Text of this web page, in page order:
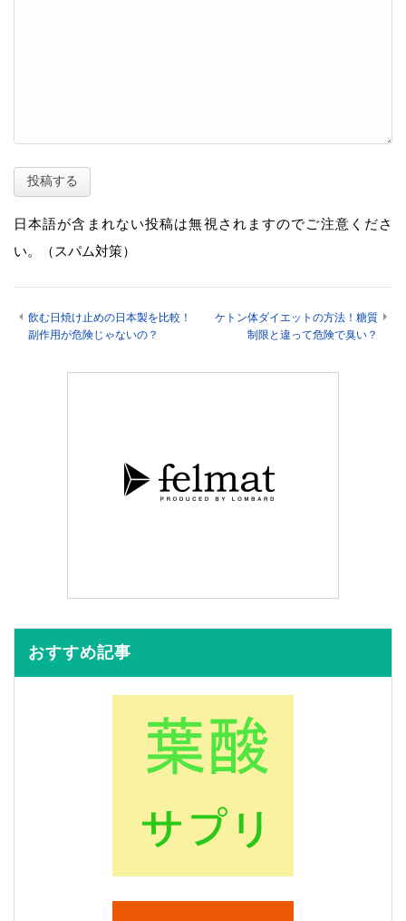
日本語が含まれない投稿は無視されますのでご注意くださ
い。（スパム対策）
飲む日焼け止めの日本製を比較！
副作用が危険じゃないの？
ケトン体ダイエットの方法！糖質
制限と違って危険で臭い？
おすすめ記事